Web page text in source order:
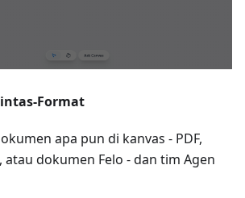
Format
apa pun di kanvas - PDF,
atau dokumen Felo - dan tim Agen